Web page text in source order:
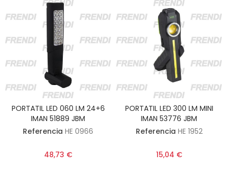
PORTATIL LED 060 LM 24+6
IMAN 51889 JBM
Referencia HE 0966
48,73 €
PORTATIL LED 300 LM MINI
IMAN 53776 JBM
Referencia HE 1952
15,04 €